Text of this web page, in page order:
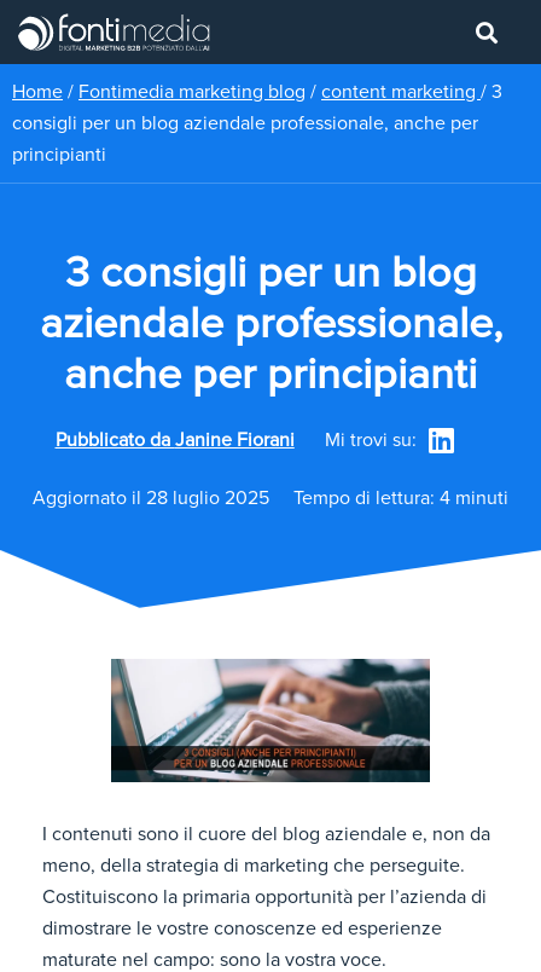
Home / Fontimedia marketing blog / content marketing / 3
consigli per un blog aziendale professionale, anche per
principianti
3 consigli per un blog
aziendale professionale,
anche per principianti
Pubblicato da Janine Fiorani Mi trovi su:
Aggiornato il 28 luglio 2025 Tempo di lettura: 4 minuti
I contenuti sono il cuore del blog aziendale e, non da
meno, della strategia di marketing che perseguite.
Costituiscono la primaria opportunità per l’azienda di
dimostrare le vostre conoscenze ed esperienze
maturate nel campo: sono la vostra voce.